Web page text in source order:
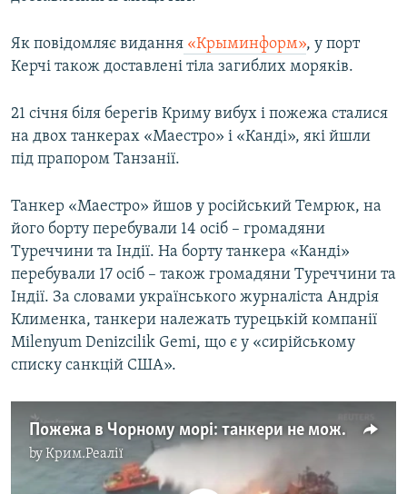
Як повідомляє видання «Крыминформ», у порт
Керчі також доставлені тіла загиблих моряків.
21 січня біля берегів Криму вибух і пожежа сталися
на двох танкерах «Маестро» і «Канді», які йшли
під прапором Танзанії.
Танкер «Маестро» йшов у російський Темрюк, на
його борту перебували 14 осіб – громадяни
Туреччини та Індії. На борту танкера «Канді»
перебували 17 осіб – також громадяни Туреччини та
Індії. За словами українського журналіста Андрія
Клименка, танкери належать турецькій компанії
Milenyum Denizcilik Gemi, що є у «сирійському
списку санкцій США».
Пожежа в Чорному морі: танкери не можуть загасити вже добу (відео)
byКрим.Реалії